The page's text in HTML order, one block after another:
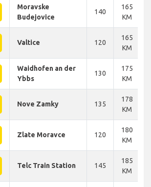
Moravske
Budejovice
140
165
KM
Valtice 120
165
KM
Waidhofen an der
Ybbs
130
175
KM
Nove Zamky 135
178
KM
Zlate Moravce 120
180
KM
Telc Train Station 145
185
KM